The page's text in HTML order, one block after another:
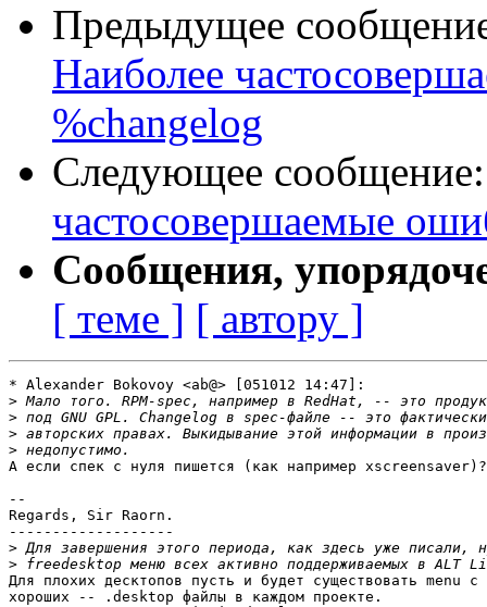
Предыдущее
Наиболее
%changelog
Следующее
частосовершаемые
Сообщения,
[ теме ] [ автору ]
* Alexander Bokovoy <ab@> [051012 14:47]:
>
>
>
>
А если спек с нуля пишется (как например xscreensaver)?
--
Regards, Sir Raorn.
-------------------
>
>
Для плохих десктопов пусть и будет существовать menu
хороших -- .desktop файлы в каждом проекте.